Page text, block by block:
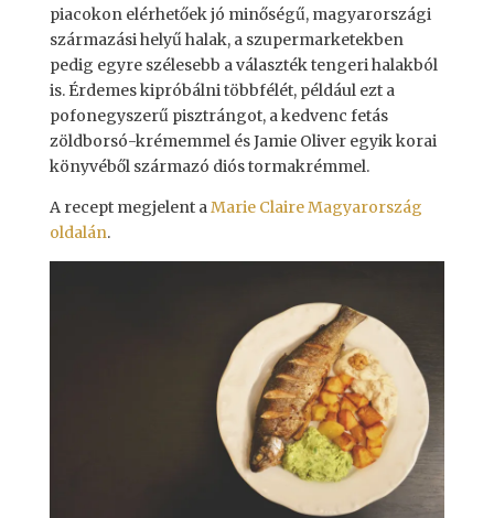
piacokon elérhetőek jó minőségű, magyarországi
származási helyű halak, a szupermarketekben
pedig egyre szélesebb a választék tengeri halakból
is. Érdemes kipróbálni többfélét, például ezt a
pofonegyszerű pisztrángot, a kedvenc fetás
zöldborsó-krémemmel és Jamie Oliver egyik korai
könyvéből származó diós tormakrémmel.
A recept megjelent aMarie Claire Magyarország
oldalán.